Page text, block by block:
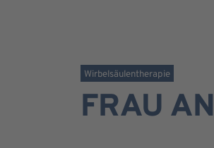
Wirbelsäulentherapie
FRAU